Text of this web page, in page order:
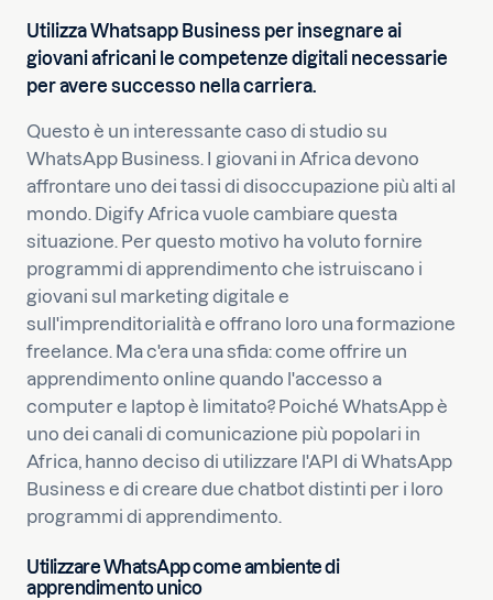
Utilizza Whatsapp Business per insegnare ai
giovani africani le competenze digitali necessarie
per avere successo nella carriera.
Questo è un interessante caso di studio su
WhatsApp Business. I giovani in Africa devono
affrontare uno dei tassi di disoccupazione più alti al
mondo. Digify Africa vuole cambiare questa
situazione. Per questo motivo ha voluto fornire
programmi di apprendimento che istruiscano i
giovani sul marketing digitale e
sull'imprenditorialità e offrano loro una formazione
freelance. Ma c'era una sfida: come offrire un
apprendimento online quando l'accesso a
computer e laptop è limitato? Poiché WhatsApp è
uno dei canali di comunicazione più popolari in
Africa, hanno deciso di utilizzare l'API di WhatsApp
Business e di creare due chatbot distinti per i loro
programmi di apprendimento.
Utilizzare WhatsApp come ambiente di
apprendimento unico